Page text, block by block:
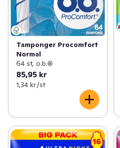
Tamponger Procomfort
Normal
64 st, o.b.®
85,95 kr
1,34 kr /st